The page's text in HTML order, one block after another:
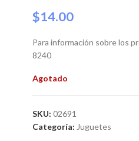
$14.00
Para información sobre los
8240
Agotado
SKU: 02691
Categoría: Juguetes